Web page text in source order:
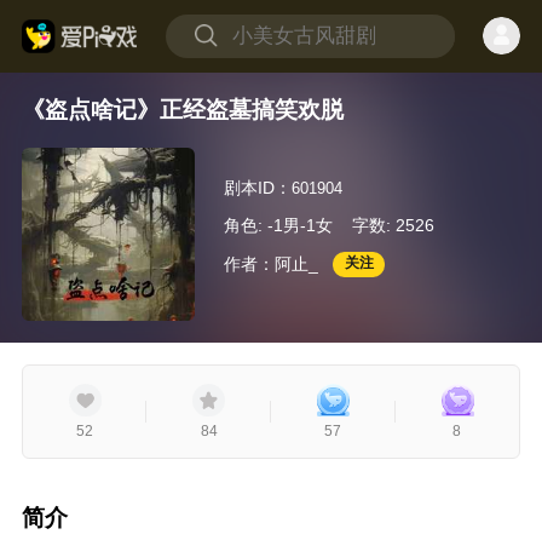
《盗点啥记》正经盗墓搞笑欢脱
剧本ID：601904
角色: -1男-1女
字数: 2526
作者：阿止_
关注
52 84 57 8
简介